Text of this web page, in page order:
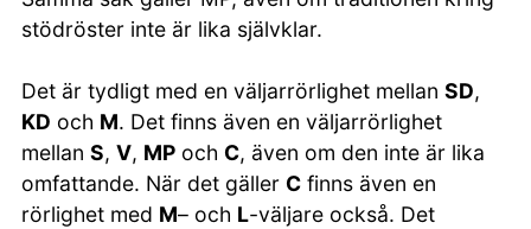
stödröster inte är lika självklar.
Det är tydligt med en väljarrörlighet mellan SD,
KD och M. Det finns även en väljarrörlighet
mellan S, V, MP och C, även om den inte är lika
omfattande. När det gäller C finns även en
rörlighet med M– och L-väljare också. Det